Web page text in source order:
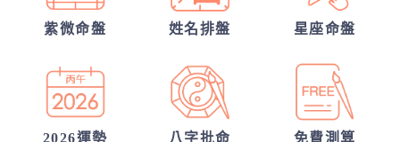
另一半何時來敲門?
我的人生命運20解
紫微命盤 姓名排盤 星座命盤
2026運勢 八字批命 免費測算